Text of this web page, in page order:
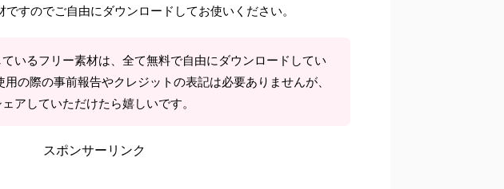
すのでご自由にダウンロードしてお使いください。
いるフリー素材は、全て無料で自由にダウンロードしてい
用の際の事前報告やクレジットの表記は必要ありませんが、
アしていただけたら嬉しいです。
スポンサーリンク